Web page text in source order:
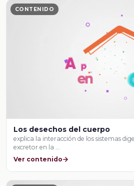
CONTENIDO
Los desechos del cuerpo
explica la interacción de los sistemas
excretor en la …
Ver contenido